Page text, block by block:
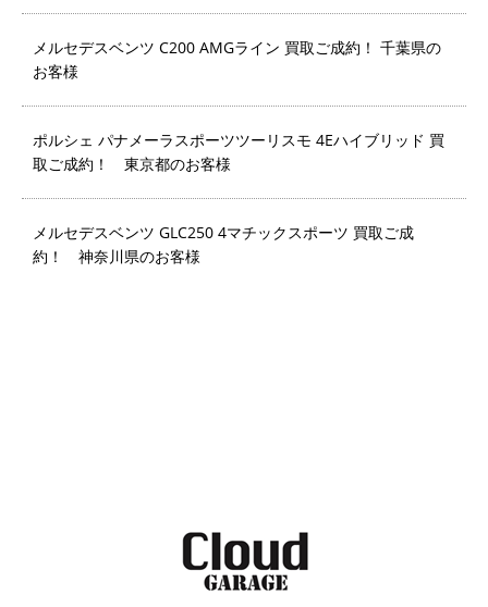
メルセデスベンツ C200 AMGライン 買取ご成約！ 千葉県の
お客様
ポルシェ パナメーラスポーツツーリスモ 4Eハイブリッド 買
取ご成約！ 東京都のお客様
メルセデスベンツ GLC250 4マチックスポーツ 買取ご成
約！ 神奈川県のお客様